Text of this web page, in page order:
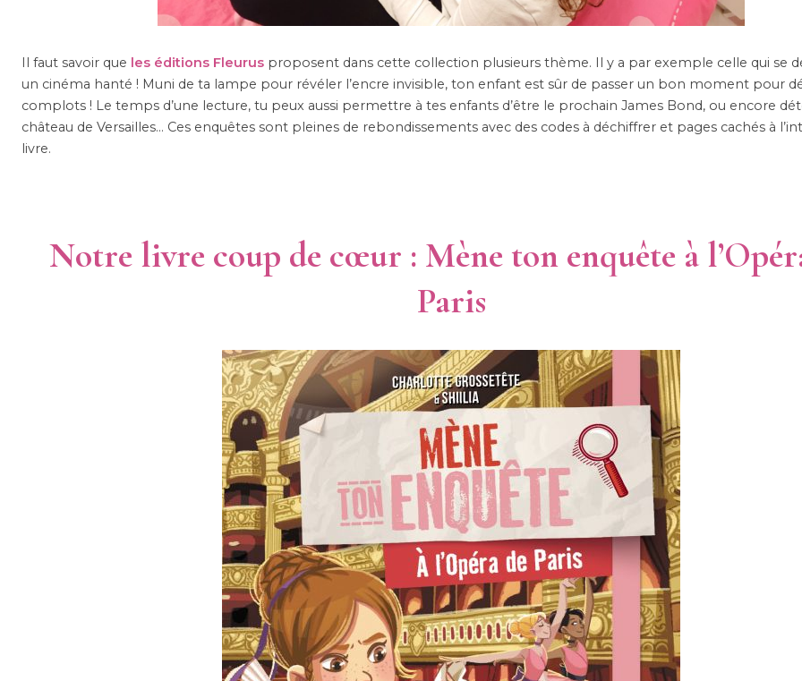
Il faut savoir que les éditions Fleurus proposent dans cette collection plusieurs thème. Il y a par exemple celle qui se
un cinéma hanté ! Muni de ta lampe pour révéler l’encre invisible, ton enfant est sûr de passer un bon moment pour
complots ! Le temps d’une lecture, tu peux aussi permettre à tes enfants d’être le prochain James Bond, ou encore
château de Versailles… Ces enquêtes sont pleines de rebondissements avec des codes à déchiffrer et pages cachés à
livre.
Notre livre coup de cœur : Mène ton enquête à
Paris